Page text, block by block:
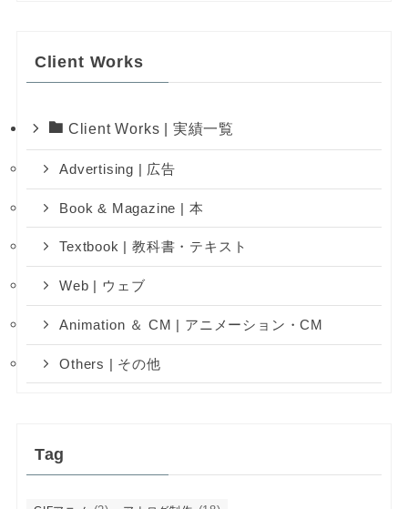
Client Works
Client Works | 実績一覧
Advertising | 広告
Book & Magazine | 本
Textbook | 教科書・テキスト
Web | ウェブ
Animation ＆ CM | アニメーション・CM
Others | その他
Tag